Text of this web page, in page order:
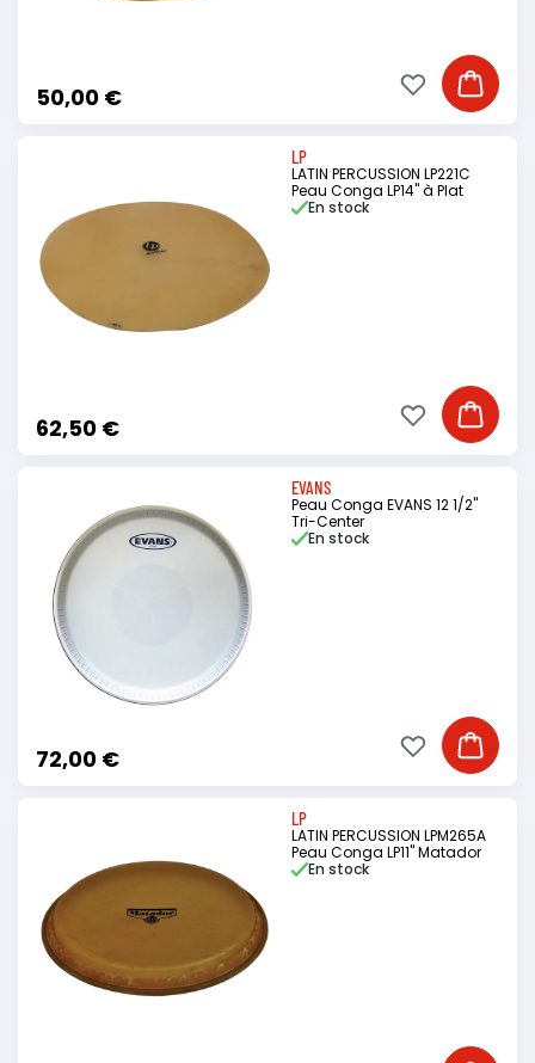
50,00 € Ajouter
Ajouter à ma
LP
LATIN PERCUSSION LP221C
Peau Conga LP14" à Plat
62,50 €
En stock
Ajouter
Ajouter à ma
EVANS
Peau Conga EVANS 12 1/2"
Tri-Center
72,00 €
En stock
Ajouter
Ajouter à ma
LP
LATIN PERCUSSION LPM265A
Peau Conga LP11" Matador
En stock